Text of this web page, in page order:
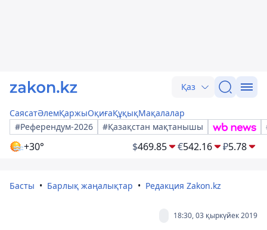
Қаз
СаясатӘлемҚаржыОқиғаҚұқықМақалалар
#Референдум-2026
#Қазақстан мақтанышы
+30° $469.85 €542.16 ₽5.78
Басты Барлық жаңалықтар Редакция Zakon.kz
18:30, 03 қыркүйек 2019